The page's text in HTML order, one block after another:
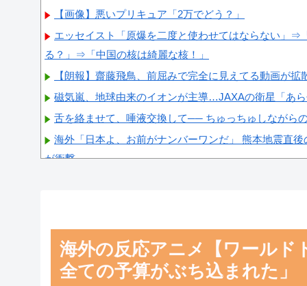
【画像】悪いプリキュア「2万でどう？」
エッセイスト「原爆を二度と使わせてはならない」⇒
る？」⇒「中国の核は綺麗な核！」
【朗報】齋藤飛鳥、前屈みで完全に見えてる動画が
磁気嵐、地球由来のイオンが主導…JAXAの衛星「あ
舌を絡ませて、唾液交換して── ちゅっちゅしながら
海外「日本よ、お前がナンバーワンだ」 熊本地震直
が衝撃
Powered by livedoor 相互RSS
海外の反応アニメ【ワールド
全ての予算がぶち込まれた」